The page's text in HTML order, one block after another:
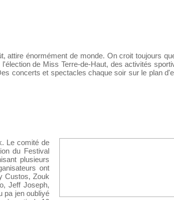
attire énormément de monde. On croit toujours
de Miss Terre-de-Haut, des activités
concerts et spectacles chaque soir sur le plan
Le comité de
du Festival
plusieurs
ont
Custos, Zouk
Jeff Joseph,
pa jen oubliyé